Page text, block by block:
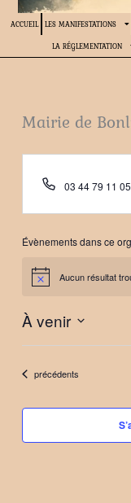
ACCUEIL LES MANIFESTATIONS
LA RÉGLEMENTATION
Mairie de
Téléphone
03 44 79 11 05
Évènements dans ce
Notice Aucun résultat
À venir
Sélectionnez
date.Évènements
précédents